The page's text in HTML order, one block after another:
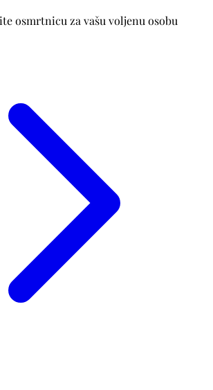
osmrtnicu za vašu voljenu osobu